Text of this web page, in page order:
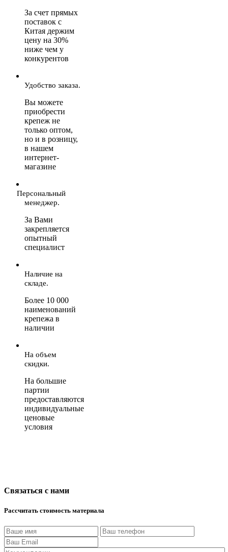
За счет прямых
поставок с
Китая держим
цену на 30%
ниже чем у
конкурентов
Удобство заказа.
Вы можете
приобрести
крепеж не
только оптом,
но и в розницу,
в нашем
интернет-
магазине
Персональный
менеджер.
За Вами
закрепляется
опытный
специалист
Наличие на
складе.
Более 10 000
наименований
крепежа в
наличии
На объем
скидки.
На большие
партии
предоставляются
индивидуальные
ценовые
условия
Связаться с нами
Рассчитать стоимость материала